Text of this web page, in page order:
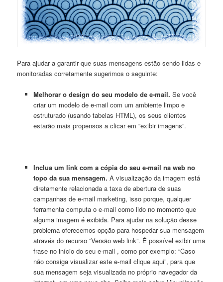
Para ajudar a garantir que suas mensagens estão sendo lidas e
monitoradas corretamente sugerimos o seguinte:
Melhorar o design do seu modelo de e-mail. Se você
criar um modelo de e-mail com um ambiente limpo e
estruturado (usando tabelas HTML), os seus clientes
estarão mais propensos a clicar em “exibir imagens”.
Inclua um link com a cópia do seu e-mail na web no
topo da sua mensagem. A visualização da imagem está
diretamente relacionada a taxa de abertura de suas
campanhas de e-mail marketing, isso porque, qualquer
ferramenta computa o e-mail como lido no momento que
alguma imagem é exibida. Para ajudar na solução desse
problema oferecemos opção para hospedar sua mensagem
através do recurso “Versão web link”. É possível exibir uma
frase no início do seu e-mail , como por exemplo: “Caso
não consiga visualizar este e-mail clique aqui”, para que
sua mensagem seja visualizada no próprio navegador da